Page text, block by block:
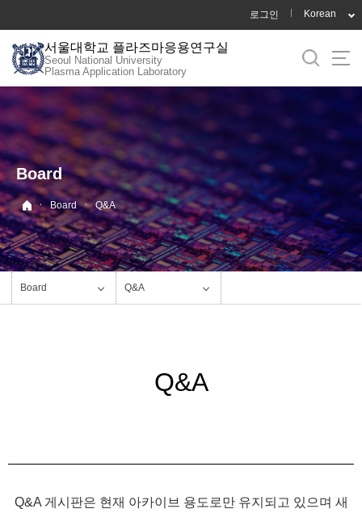
로
메
뉴
로그인 Korean
서울대학교 플라즈마응용연구실
Seoul National University
Plasma Application Laboratory
Board
· Board · Q&A
Board Q&A
Q&A
Q&A 게시판은 현재 아카이브 용도로만 유지되고 있으며 새